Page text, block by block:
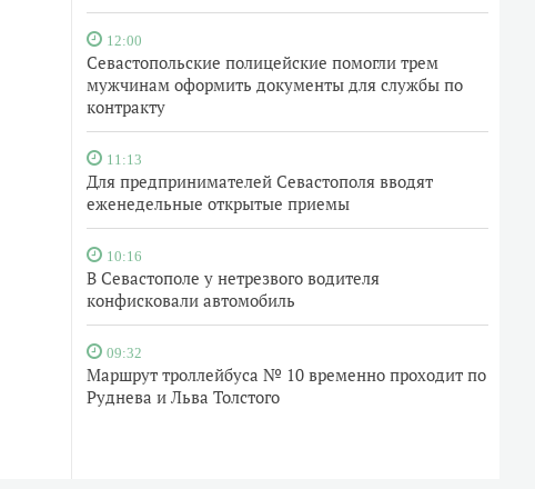
12:00
Севастопольские полицейские помогли трем
мужчинам оформить документы для службы по
контракту
11:13
Для предпринимателей Севастополя вводят
еженедельные открытые приемы
10:16
В Севастополе у нетрезвого водителя
конфисковали автомобиль
09:32
Маршрут троллейбуса № 10 временно проходит по
Руднева и Льва Толстого